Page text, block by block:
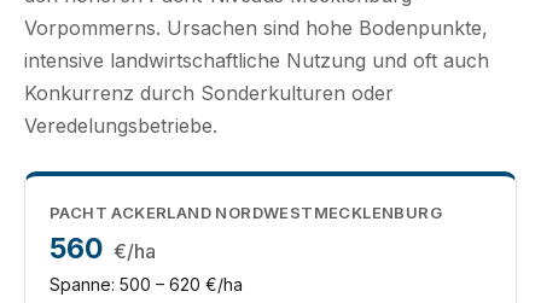
Vorpommerns. Ursachen sind hohe Bodenpunkte,
intensive landwirtschaftliche Nutzung und oft auch
Konkurrenz durch Sonderkulturen oder
Veredelungsbetriebe.
PACHT ACKERLAND NORDWESTMECKLENBURG
560 €/ha
Spanne: 500 – 620 €/ha